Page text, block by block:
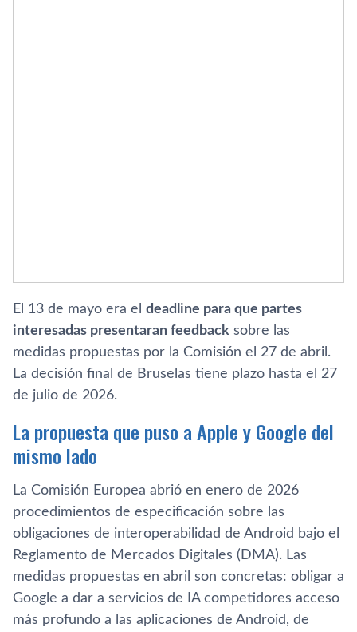
El 13 de mayo era el deadline para que partes
interesadas presentaran feedback sobre las
medidas propuestas por la Comisión el 27 de abril.
La decisión final de Bruselas tiene plazo hasta el 27
de julio de 2026.
La propuesta que puso a Apple y Google del
mismo lado
La Comisión Europea abrió en enero de 2026
procedimientos de especificación sobre las
obligaciones de interoperabilidad de Android bajo el
Reglamento de Mercados Digitales (DMA). Las
medidas propuestas en abril son concretas: obligar a
Google a dar a servicios de IA competidores acceso
más profundo a las aplicaciones de Android, de